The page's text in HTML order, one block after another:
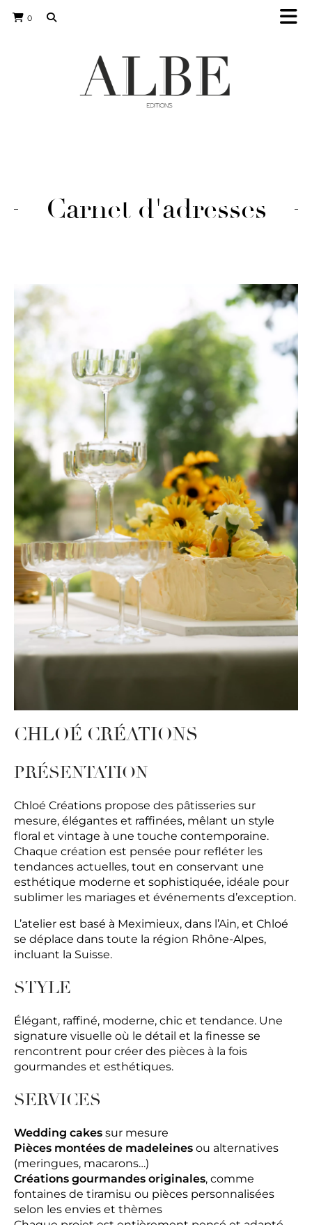
0
Carnet d'adresses
CHLOÉ CRÉATIONS
PRÉSENTATION
Chloé Créations propose des pâtisseries sur
mesure, élégantes et raffinées, mêlant un style
floral et vintage à une touche contemporaine.
Chaque création est pensée pour refléter les
tendances actuelles, tout en conservant une
esthétique moderne et sophistiquée, idéale pour
sublimer les mariages et événements d’exception.
L’atelier est basé à Meximieux, dans l’Ain, et Chloé
se déplace dans toute la région Rhône-Alpes,
incluant la Suisse.
STYLE
Élégant, raffiné, moderne, chic et tendance. Une
signature visuelle où le détail et la finesse se
rencontrent pour créer des pièces à la fois
gourmandes et esthétiques.
SERVICES
Wedding cakes sur mesure
Pièces montées de madeleines ou alternatives
(meringues, macarons…)
Créations gourmandes originales, comme
fontaines de tiramisu ou pièces personnalisées
selon les envies et thèmes